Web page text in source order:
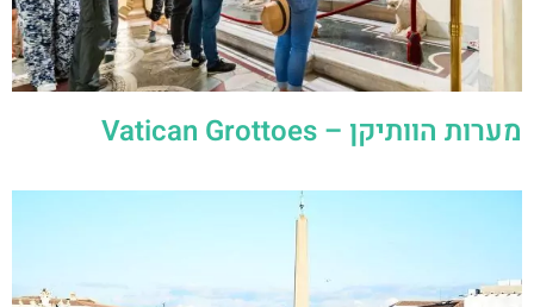
מערות הוותיקן – Vatican Grottoes